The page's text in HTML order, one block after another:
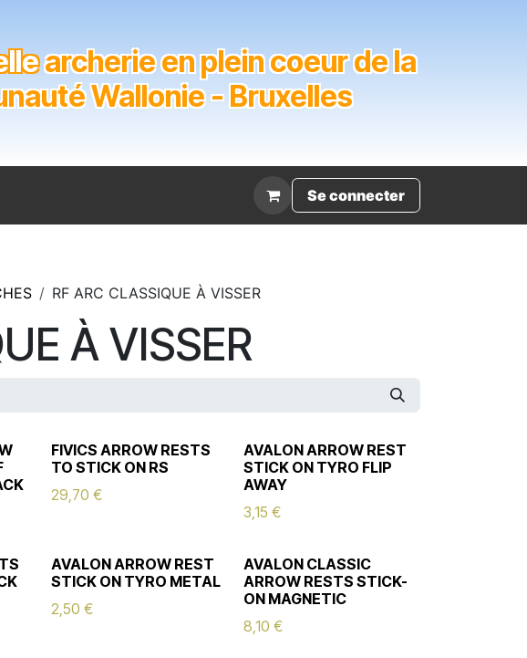
archerie en plein coeur de la
Wallonie - Bruxelles
Se connecter
RF ARC CLASSIQUE À VISSER
À VISSER
FIVICS ARROW RESTS
TO STICK ON RS
29,70 €
AVALON ARROW REST
STICK ON TYRO FLIP
AWAY
3,15 €
AVALON ARROW REST
STICK ON TYRO METAL
2,50 €
AVALON CLASSIC
ARROW RESTS STICK-
ON MAGNETIC
8,10 €